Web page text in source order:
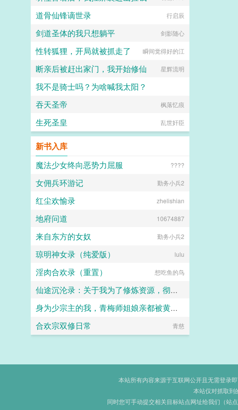
道骨仙锋谪世录 行启辰
剑道圣体的我只想躺平 剑影随心
性转狐狸，开局就被抓走了 瞬间觉得好的江
断亲后被赶出家门，我开始修仙 星辉流明
我不是骑士吗？为啥喊我太阳？
永久的爆裂魔法使惠惠
吞天圣帝 枫落忆痕
生死圣皇 乱世奸臣
新书入库
魔法少女终向恶势力屈服
????
女佣兵环游记 勤务小兵2
红尘欢愉录 zhelishian
地府问道 10674887
来自东方的女奴 勤务小兵2
琼明神女录（纯爱版） lulu
淫肉合欢录（重置） 想吃鱼的鸟
仙途沉沦录：关于我为了修炼资源，彻底恶堕成仙门母畜这件事
画眉桃
身为少宗主的我，青梅师姐娘亲都被黄毛牛走了
江南大刀2012
合欢宗双修日常 青慈
本站所有内容来源于互联网公开且无需登录
本站仅对抓取到
同时您可手动提交相关目标站点网址给我们（站